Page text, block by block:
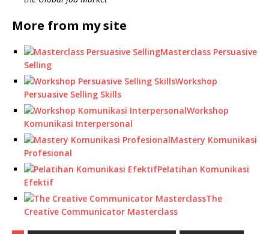
More from my site
Masterclass Persuasive
Selling
Workshop
Persuasive Selling Skills
Workshop
Komunikasi Interpersonal
Mastery Komunikasi
Profesional
Pelatihan Komunikasi
Efektif
The
Creative Communicator Masterclass